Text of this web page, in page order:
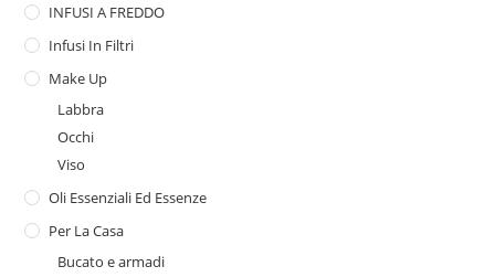
INFUSI A FREDDO
Infusi In Filtri
Make Up
Labbra
Occhi
Viso
Oli Essenziali Ed Essenze
Per La Casa
Bucato e armadi